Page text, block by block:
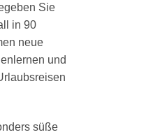
Sie
in 90
neue
und
süße